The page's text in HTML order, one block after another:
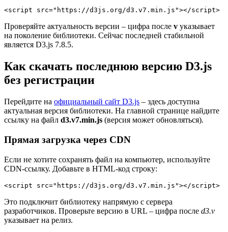
<script src="https://d3js.org/d3.v7.min.js"></script>
Проверяйте актуальность версии – цифра после v указывает
на поколение библиотеки. Сейчас последней стабильной
является D3.js 7.8.5.
Как скачать последнюю версию D3.js
без регистрации
Перейдите на официальный сайт D3.js – здесь доступна
актуальная версия библиотеки. На главной странице найдите
ссылку на файл d3.v7.min.js (версия может обновляться).
Прямая загрузка через CDN
Если не хотите сохранять файл на компьютер, используйте
CDN-ссылку. Добавьте в HTML-код строку:
<script src="https://d3js.org/d3.v7.min.js"></script>
Это подключит библиотеку напрямую с сервера
разработчиков. Проверьте версию в URL – цифра после d3.v
указывает на релиз.